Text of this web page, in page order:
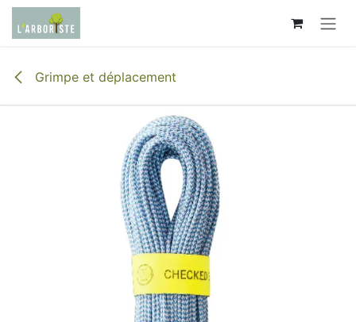
Se rendre au contenu
Grimpe et déplacement